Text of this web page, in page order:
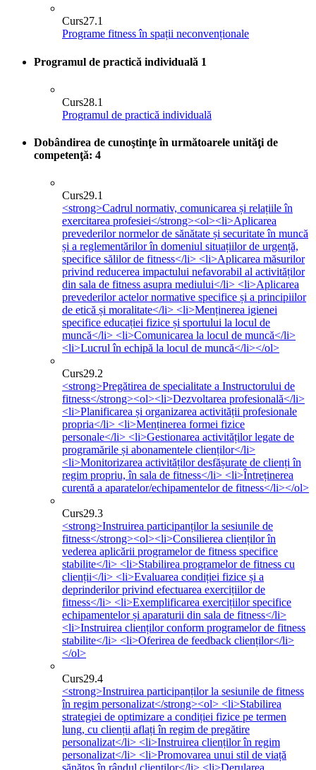
Curs27.1
Programe fitness în spații neconvenționale
Programul de practică individuală 1
Curs28.1
Programul de practică individuală
Dobândirea de cunoştinţe în următoarele unităţi de
competenţă: 4
Curs29.1
<strong>Cadrul normativ, comunicarea și relațiile în
exercitarea profesiei</strong><ol><li>Aplicarea
prevederilor normelor de sănătate și securitate în muncă
și a reglementărilor în domeniul situațiilor de urgență,
specifice sălilor de fitness</li> <li>Aplicarea măsurilor
privind reducerea impactului nefavorabil al activităților
din sala de fitness asupra mediului</li> <li>Aplicarea
prevederilor actelor normative specifice și a principiilor
de etică și moralitate</li> <li>Menținerea igienei
specifice educației fizice și sportului la locul de
muncă</li> <li>Comunicarea la locul de muncă</li>
<li>Lucrul în echipă la locul de muncă</li></ol>
Curs29.2
<strong>Pregătirea de specialitate a Instructorului de
fitness</strong><ol><li>Dezvoltarea profesională</li>
<li>Planificarea și organizarea activității profesionale
propria</li> <li>Menținerea formei fizice
personale</li> <li>Gestionarea activităților legate de
programările și abonamentele clienților</li>
<li>Monitorizarea activităților desfășurate de clienți în
regim propriu, în sala de fitness</li> <li>Întreținerea
curentă a aparatelor/echipamentelor de fitness</li></ol>
Curs29.3
<strong>Instruirea participanților la sesiunile de
fitness</strong><ol><li>Consilierea clienților în
vederea aplicării programelor de fitness specifice
stabilite</li> <li>Stabilirea programelor de fitness cu
clienții</li> <li>Evaluarea condiției fizice și a
deprinderilor privind efectuarea exercițiilor de
fitness</li> <li>Exemplificarea exercițiilor specifice
echipamentelor și aparaturii din sala de fitness</li>
<li>Instruirea clienților conform programelor de fitness
stabilite</li> <li>Oferirea de feedback clienților</li>
</ol>
Curs29.4
<strong>Instruirea participanților la sesiunile de fitness
în regim personalizat</strong><ol> <li>Stabilirea
strategiei de optimizare a condiției fizice pe termen
lung, cu clienții aflați în regim de pregătire
personalizat</li> <li>Instruirea clienților în regim
personalizat</li> <li>Promovarea unui stil de viață